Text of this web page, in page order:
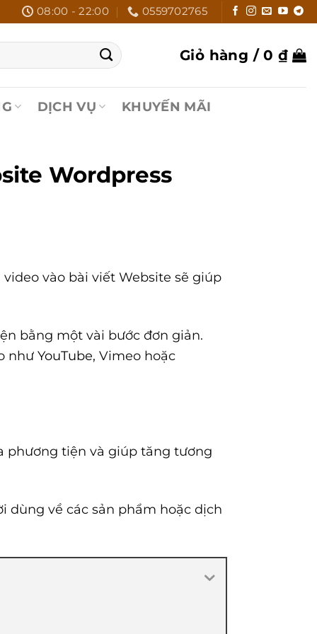
08:00 - 22:00 0559702765
Giỏ hàng /0₫
DỊCH VỤ KHUYẾN MÃI
Wordpress
vào bài viết Website sẽ giúp
bằng một vài bước đơn giản.
như YouTube, Vimeo hoặc
phương tiện và giúp tăng tương
dùng về các sản phẩm hoặc dịch